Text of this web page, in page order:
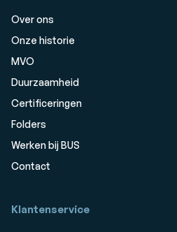
Over ons
Onze historie
MVO
Duurzaamheid
Certificeringen
Folders
Werken bij BUS
Contact
Klantenservice